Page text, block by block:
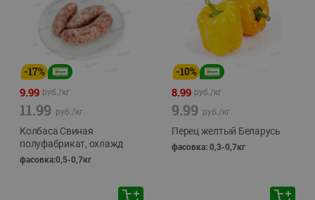
-17%
9.99 руб./кг
11.99 руб./кг
Колбаса Свиная
полуфабрикат, охлажд
фасовка:0,5-0,7кг
-10%
8.99 руб./кг
9.99 руб./кг
Перец желтый Беларусь
фасовка: 0,3-0,7кг